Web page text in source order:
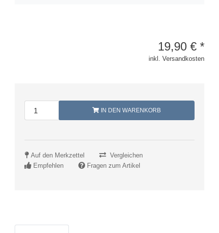
19,90 € *
inkl. Versandkosten
IN DEN WARENKORB
Auf den Merkzettel
Vergleichen
Empfehlen
Fragen zum Artikel